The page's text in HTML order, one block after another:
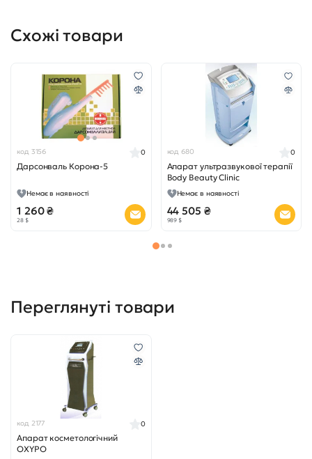
Схожі товари
код 3156
Дарсонваль Корона-5
0
Немає в наявності
1 260 ₴
28 $
код 680
Апарат ультразвукової терапії
Body Beauty Clinic
0
Немає в наявності
44 505 ₴
989 $
Переглянуті товари
код 2177
Апарат косметологічний
OXYPO
0